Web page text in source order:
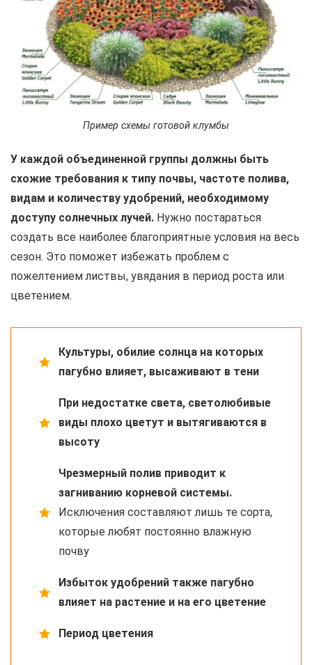
Пример схемы готовой клумбы
У каждой объединенной группы должны быть
схожие требования к типу почвы, частоте полива,
видам и количеству удобрений, необходимому
доступу солнечных лучей. Нужно постараться
создать все наиболее благоприятные условия на весь
сезон. Это поможет избежать проблем с
пожелтением листвы, увядания в период роста или
цветением.
Культуры, обилие солнца на которых
пагубно влияет, высаживают в тени
При недостатке света, светолюбивые
виды плохо цветут и вытягиваются в
высоту
Чрезмерный полив приводит к
загниванию корневой системы.
Исключения составляют лишь те сорта,
которые любят постоянно влажную
почву
Избыток удобрений также пагубно
влияет на растение и на его цветение
Период цветения